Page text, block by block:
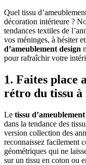
Quel tissu
décoration intérieure ?
tendances textiles de
vos méninges, à hésiter
d’ameublement design
pour rafraîchir votre
1. Faites place
rétro du tissu à
Le tissu
dans la tendance des
version collection des
reconnaissez facilement
géométriques qui ne
sur un tissu en coton ou